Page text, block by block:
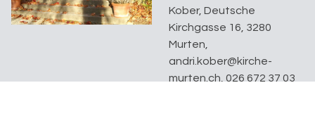
Kober, Deutsche
Kirchgasse 16, 3280
Murten,
andri.kober@kirche-
murten.ch, 026 672 37 03